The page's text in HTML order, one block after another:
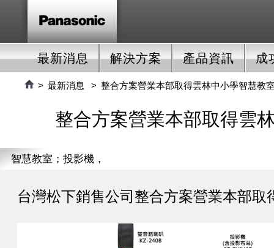
最新消息 解決方案 產品資訊 成
最新消息 整合方案營業本部取得雲林中小學智慧教
整合方案營業本部取得雲
智慧教室；投影機，
台灣松下銷售公司整合方案營業本部